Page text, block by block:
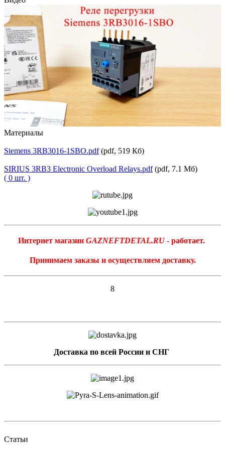
Материалы
Siemens 3RB3016-1SBO.pdf (pdf, 519 Кб)
SIRIUS 3RB3 Electronic Overload Relays.pdf (pdf, 7.1 Мб)
( 0 шт. )
Интернет магазин GAZNEFTDETAL.RU- работает.
Принимаем заказы и осуществляем доставку.
8
Доставка по всей России и СНГ
Статьи